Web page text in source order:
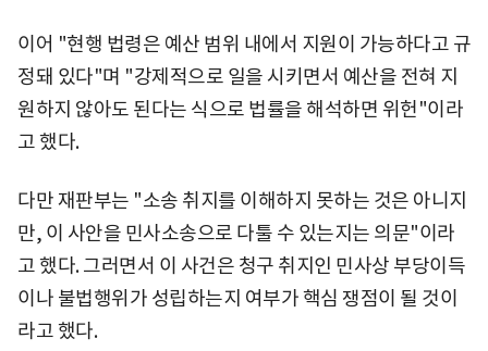
이어 "현행 법령은 예산 범위 내에서 지원이 가능하다고 규
정돼 있다"며 "강제적으로 일을 시키면서 예산을 전혀 지
원하지 않아도 된다는 식으로 법률을 해석하면 위헌"이라
고 했다.
다만 재판부는 "소송 취지를 이해하지 못하는 것은 아니지
만, 이 사안을 민사소송으로 다툴 수 있는지는 의문"이라
고 했다. 그러면서 이 사건은 청구 취지인 민사상 부당이득
이나 불법행위가 성립하는지 여부가 핵심 쟁점이 될 것이
라고 했다.